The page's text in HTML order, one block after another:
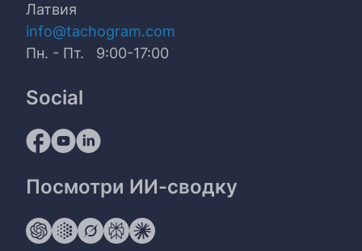
Латвия
info@tachogram.com
Пн. - Пт. 9:00-17:00
Social
Посмотри ИИ-сводку